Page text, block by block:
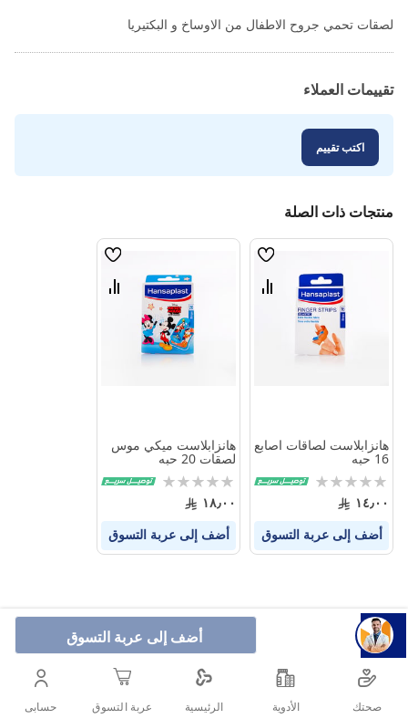
أضف إلى عربة التسوق
لصقات تحمي جروح الاطفال من الاوساخ و البكتيريا
تقييمات العملاء
اكتب تقييم
منتجات ذات الصلة
قائمة
قارن
هانزابلاست لصاقات اصابع
16 حبه
Rating:
١٤٫٠٠
أضف إلى عربة التسوق
قائمة
قارن
هانزابلاست ميكي موس
لصقات 20 حبه
Rating:
١٨٫٠٠
أضف إلى عربة التسوق
صحتك الأدوية الرئيسية عربة التسوق حسابى